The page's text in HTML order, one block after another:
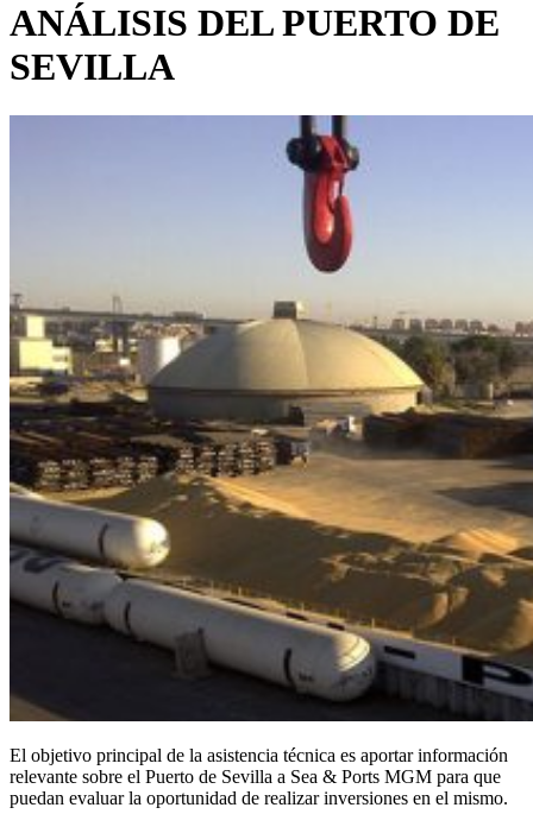
ANÁLISIS DEL PUERTO DE
SEVILLA
El objetivo principal de la asistencia técnica es aportar información
relevante sobre el Puerto de Sevilla a Sea & Ports MGM para que
puedan evaluar la oportunidad de realizar inversiones en el mismo.